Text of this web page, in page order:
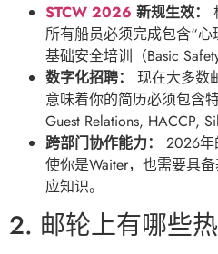
STCW 2026 新规生效：
所有船员必须完成包含“
基础安全培训（Basic
数字化招聘：
现在大多数
意味着你的简历必须包含
Guest Relations, HACCP,
跨部门协作能力：
2026年
使你是Waiter，也需要具
应知识。
2. 邮轮上有哪些热